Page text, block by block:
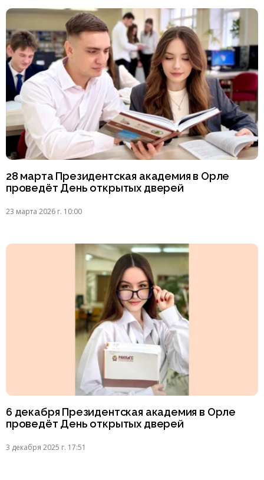
28 марта Президентская академия в Орле
проведёт День открытых дверей
23 марта 2026 г. 10:00
6 декабря Президентская академия в Орле
проведёт День открытых дверей
3 декабря 2025 г. 17:51